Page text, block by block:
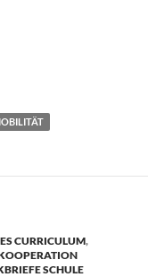
CURRICULUM,
SCHULE